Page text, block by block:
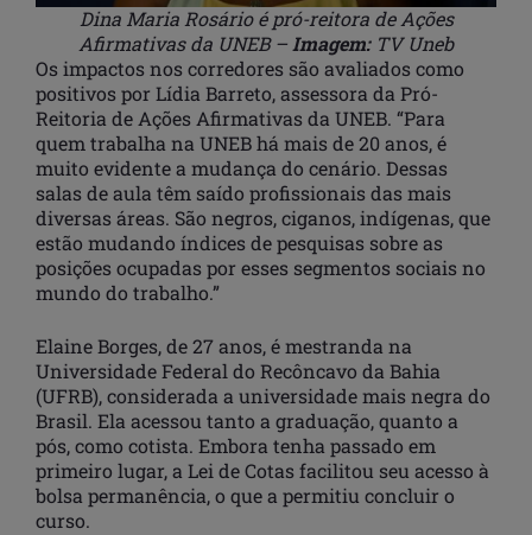
Dina Maria Rosário é pró-reitora de Ações
Afirmativas da UNEB –Imagem:TV Uneb
Os impactos nos corredores são avaliados como
positivos por Lídia Barreto, assessora da Pró-
Reitoria de Ações Afirmativas da UNEB. “Para
quem trabalha na UNEB há mais de 20 anos, é
muito evidente a mudança do cenário. Dessas
salas de aula têm saído profissionais das mais
diversas áreas. São negros, ciganos, indígenas, que
estão mudando índices de pesquisas sobre as
posições ocupadas por esses segmentos sociais no
mundo do trabalho.”
Elaine Borges, de 27 anos, é mestranda na
Universidade Federal do Recôncavo da Bahia
(UFRB), considerada a universidade mais negra do
Brasil. Ela acessou tanto a graduação, quanto a
pós, como cotista. Embora tenha passado em
primeiro lugar, a Lei de Cotas facilitou seu acesso à
bolsa permanência, o que a permitiu concluir o
curso.